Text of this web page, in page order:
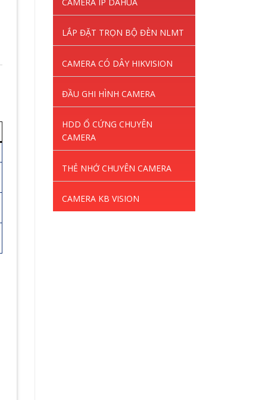
LẮP ĐẶT TRỌN BỘ ĐÈN NLMT
CAMERA CÓ DÂY HIKVISION
ĐẦU GHI HÌNH CAMERA
HDD Ổ CỨNG CHUYÊN
CAMERA
THẺ NHỚ CHUYÊN CAMERA
CAMERA KB VISION